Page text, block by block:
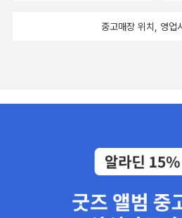
중고매장 위치, 영업